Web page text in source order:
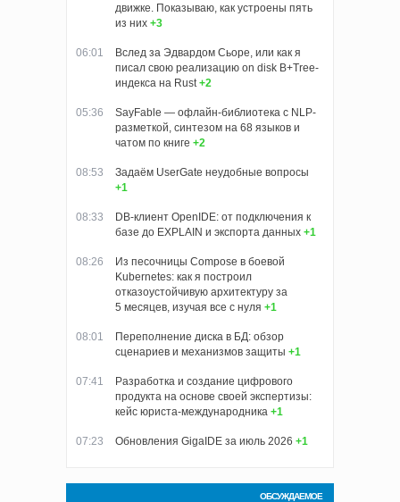
движке. Показываю, как устроены пять
из них +3
06:01
Вслед за Эдвардом Сьоре, или как я
писал свою реализацию on disk B+Tree-
индекса на Rust +2
05:36
SayFable — офлайн-библиотека с NLP-
разметкой, синтезом на 68 языков и
чатом по книге +2
08:53
Задаём UserGate неудобные вопросы
+1
08:33
DB-клиент OpenIDE: от подключения к
базе до EXPLAIN и экспорта данных +1
08:26
Из песочницы Compose в боевой
Kubernetes: как я построил
отказоустойчивую архитектуру за
5 месяцев, изучая все с нуля +1
08:01
Переполнение диска в БД: обзор
сценариев и механизмов защиты +1
07:41
Разработка и создание цифрового
продукта на основе своей экспертизы:
кейс юриста-международника +1
07:23 Обновления GigaIDE за июль 2026 +1
ОБСУЖДАЕМОЕ